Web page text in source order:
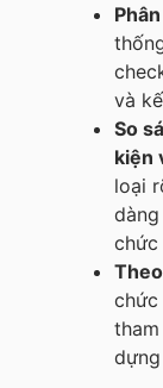
và
So
kiện
loại
chức
chức